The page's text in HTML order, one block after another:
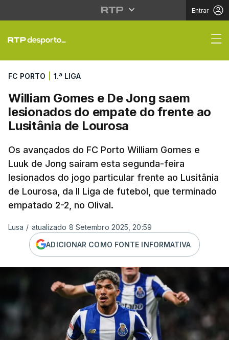
Entrar
William Gomes e De
FC PORTO 1.ª LIGA
William Gomes e De Jong saem
lesionados do empate do frente ao
Lusitânia de Lourosa
Os avançados do FC Porto William Gomes e
Luuk de Jong saíram esta segunda-feira
lesionados do jogo particular frente ao Lusitânia
de Lourosa, da II Liga de futebol, que terminado
empatado 2-2, no Olival.
Lusa / atualizado 8 Setembro 2025, 20:59
ADICIONAR COMO FONTE INFORMATIVA